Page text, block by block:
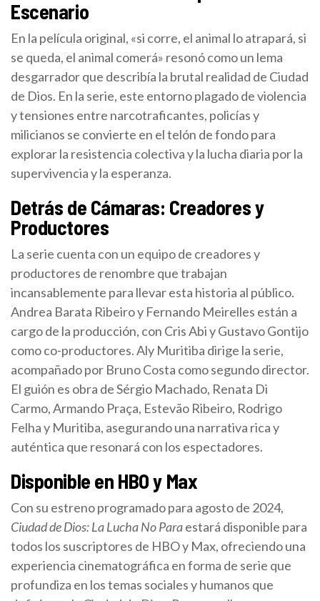
Escenario
En la película original, «si corre, el animal lo atrapará, si
se queda, el animal comerá» resonó como un lema
desgarrador que describía la brutal realidad de Ciudad
de Dios. En la serie, este entorno plagado de violencia
y tensiones entre narcotraficantes, policías y
milicianos se convierte en el telón de fondo para
explorar la resistencia colectiva y la lucha diaria por la
supervivencia y la esperanza.
Detrás de Cámaras: Creadores y
Productores
La serie cuenta con un equipo de creadores y
productores de renombre que trabajan
incansablemente para llevar esta historia al público.
Andrea Barata Ribeiro y Fernando Meirelles están a
cargo de la producción, con Cris Abi y Gustavo Gontijo
como co-productores. Aly Muritiba dirige la serie,
acompañado por Bruno Costa como segundo director.
El guión es obra de Sérgio Machado, Renata Di
Carmo, Armando Praça, Estevão Ribeiro, Rodrigo
Felha y Muritiba, asegurando una narrativa rica y
auténtica que resonará con los espectadores.
Disponible en HBO y Max
Con su estreno programado para agosto de 2024,
Ciudad de Dios: La Lucha No Paraestará disponible para
todos los suscriptores de HBO y Max, ofreciendo una
experiencia cinematográfica en forma de serie que
profundiza en los temas sociales y humanos que